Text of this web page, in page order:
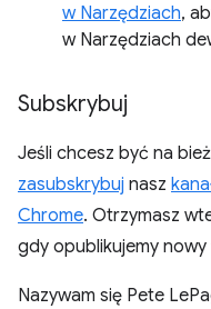
w Narzędziach,
w Narzędziach
Subskrybuj
Jeśli chcesz być na
zasubskrybuj nasz
Chrome. Otrzymasz
gdy opublikujemy nowy
Nazywam się Pete